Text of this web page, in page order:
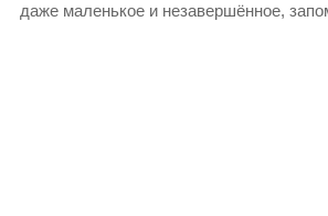
даже маленькое и незавершённое,